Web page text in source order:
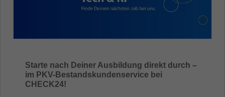
Starte nach Deiner Ausbildung direkt durch –
im PKV-Bestandskundenservice bei
CHECK24!